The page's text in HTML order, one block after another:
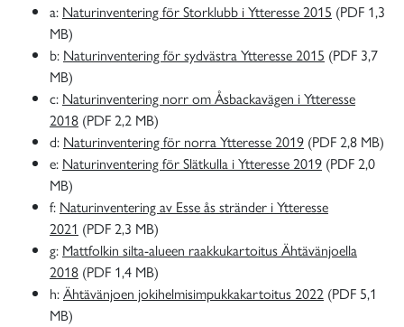
a: Naturinventering för Storklubb i Ytteresse 2015 (PDF 1,3
MB)
b: Naturinventering för sydvästra Ytteresse 2015 (PDF 3,7
MB)
c: Naturinventering norr om Åsbackavägen i Ytteresse
2018 (PDF 2,2 MB)
d: Naturinventering för norra Ytteresse 2019 (PDF 2,8 MB)
e: Naturinventering för Slätkulla i Ytteresse 2019 (PDF 2,0
MB)
f: Naturinventering av Esse ås stränder i Ytteresse
2021 (PDF 2,3 MB)
g: Mattfolkin silta-alueen raakkukartoitus Ähtävänjoella
2018 (PDF 1,4 MB)
h:Ähtävänjoen jokihelmisimpukkakartoitus 2022 (PDF 5,1
MB)